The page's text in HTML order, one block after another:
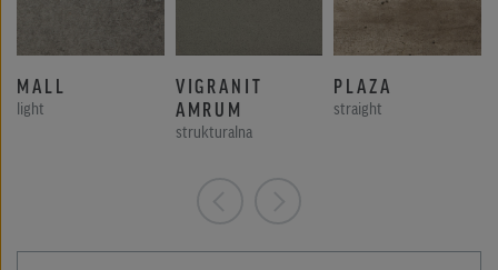
MALL
light
VIGRANIT
AMRUM
strukturalna
PLAZA
straight